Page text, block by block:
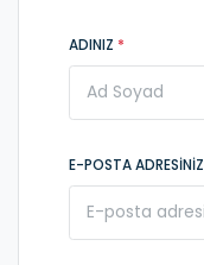
ADINIZ *
E-POSTA ADRESINIZ